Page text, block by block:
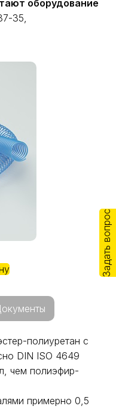
оборудование
35,
полиуретан с
DIN ISO 4649
чем полиэфир-
примерно 0,5
Задать вопрос